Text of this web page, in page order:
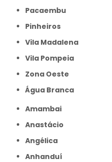
Pacaembu
Pinheiros
Vila Madalena
Vila Pompeia
Zona Oeste
Água Branca
Amambai
Anastácio
Angélica
Anhanduí